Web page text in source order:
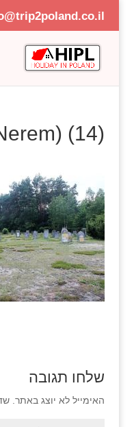
(14)
שלחו תגובה
האימייל לא יוצג באתר.